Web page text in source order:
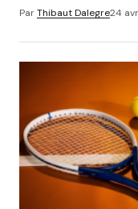
ParThibaut Dalegre24